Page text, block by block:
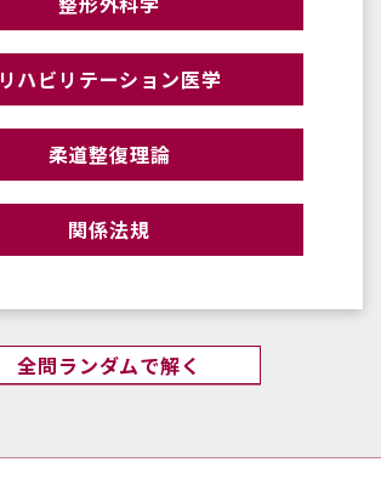
リハビリテーション医学
柔道整復理論
関係法規
全問ランダムで解く